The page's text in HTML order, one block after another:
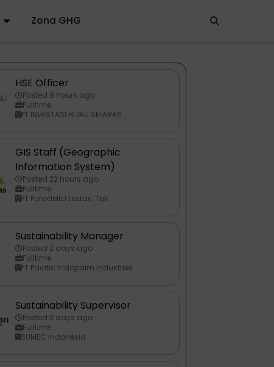
Zona GHG
HSE Officer
Posted 9 hours ago
Fulltime
PT INVESTASI HIJAU SELARAS
GIS Staff (Geographic
Information System)
Posted 22 hours ago
Fulltime
PT Puradelta Lestari, Tbk
Sustainability Manager
Posted 2 days ago
Fulltime
PT Pacific Indopalm Industries
Sustainability Supervisor
Posted 3 days ago
Fulltime
SUMEC Indonesia